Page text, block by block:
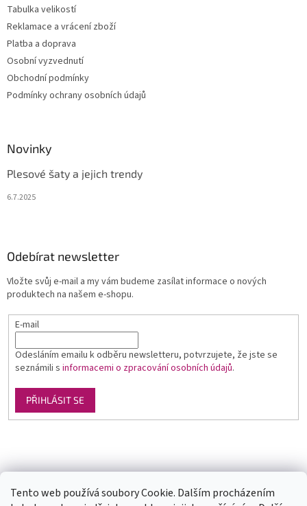
Tento web používá soubory Cookie. Dalším procházením
Tabulka velikostí
Reklamace a vrácení zboží
Platba a doprava
Osobní vyzvednutí
Obchodní podmínky
Podmínky ochrany osobních údajů
Novinky
Plesové šaty a jejich trendy
6.7.2025
Odebírat newsletter
Vložte svůj e-mail a my vám budeme zasílat informace o nových
produktech na našem e-shopu.
E-mail
Odesláním emailu k odběru newsletteru, potvrzujete, že jste se
seznámili s informacemi o zpracování osobních údajů.
PŘIHLÁSIT SE